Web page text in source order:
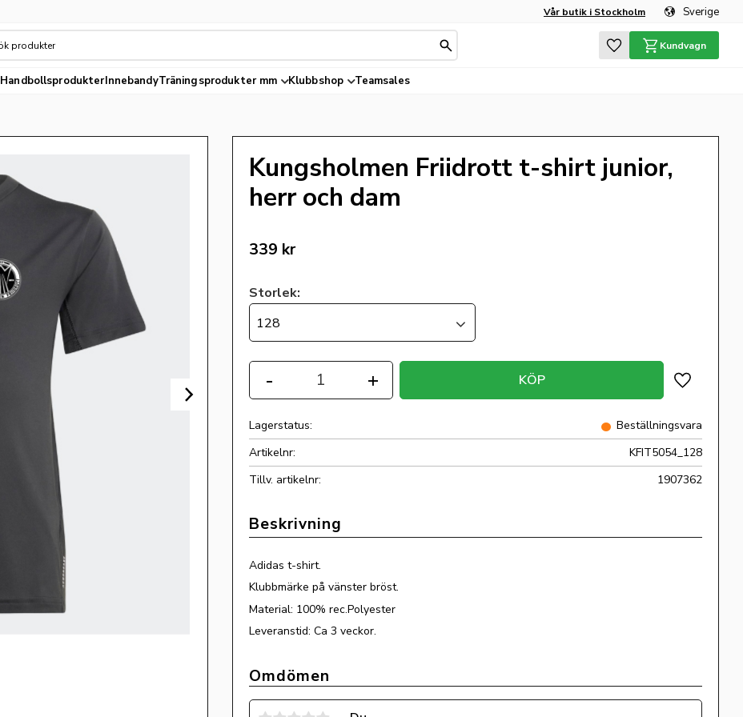
Vår butik i Stockholm Sverige
Favoriter
Kundvagn
HandbollsprodukterInnebandyTräningsprodukter mm Klubbshop Teamsales
Kungsholmen Friidrott t-shirt junior,
herr och dam
339 kr
Storlek:
128
+
- KÖP
Lägg till i
Lagerstatus
Beställningsvara
Artikelnr
KFIT5054_128
Tillv. artikelnr
1907362
Adidas t-shirt.
Klubbmärke på vänster bröst.
Material: 100% rec.Polyester
Leveranstid: Ca 3 veckor.
Omdömen